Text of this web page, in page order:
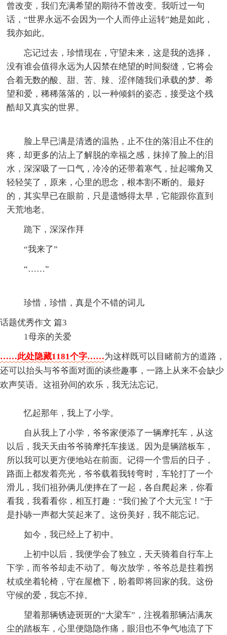
曾改变，我们充满希望的期待不曾改变。我听过一句
话，“世界永远不会因为一个人而停止运转”她是如此，
我亦如此。
忘记过去，珍惜现在，守望未来，这是我的选择，
没有谁会值得永远为人囚禁在绝望的时间裂缝，它将会
合着无数的酸、甜、苦、辣、涩伴随我们承载的梦、希
望和爱，稀稀落落的，以一种倾斜的姿态，接受这个残
酷却又真实的世界。
脸上早已满是清透的温热，止不住的落泪止不住的
疼，却更多的沾上了解脱的幸福之感，抹掉了脸上的泪
水，深深吸了一口气，冷冷的还带着寒气，扯起嘴角又
轻轻笑了，原来，心里的思念，根本割不断的。最好
的，其实早已在眼前，只是遗憾得太早，它能跟你直到
天荒地老。
跪下，深深作拜
“我来了”
“……”
珍惜，珍惜，真是个不错的词儿
话题优秀作文 篇3
1母亲的关爱
……此处隐藏1181个字……为这样既可以目睹前方的道路，
还可以抬头与爷爷面对面的谈些趣事，一路上从来不会缺少
欢声笑语。这祖孙间的欢乐，我无法忘记。
忆起那年，我上了小学。
自从我上了小学，爷爷家便添了一辆摩托车，从这
以后，我天天由爷爷骑摩托车接送。因为是辆踏板车，
所以我可以更方便地站在前面。记得一个雪后的日子，
路面上都发着亮光，爷爷载着我转弯时，车轮打了一个
滑儿，我们祖孙俩儿便摔在了一起，各自爬起来，你看
看我，我看看你，相互打趣：“我们捡了个大元宝！”于
是扑哧一声都大笑起来了。这份美好，我不能忘记。
如今，我已经上了初中。
上初中以后，我便学会了独立，天天骑着自行车上
下学，而爷爷却走不动了。每次放学，爷爷总是拄着拐
杖或坐着轮椅，守在屋檐下，盼着即将回家的我。这份
守候的爱，我忘不掉。
望着那辆锈迹斑斑的“大梁车”，注视着那辆沾满灰
尘的踏板车，心里便隐隐作痛，眼泪也不争气地流了下